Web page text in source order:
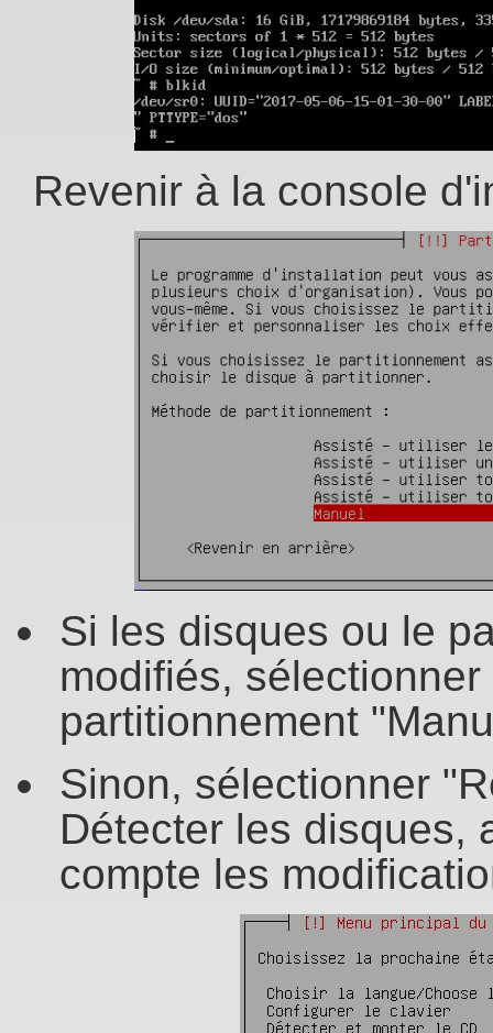
Revenir à la console
Si les disques ou le
modifiés,
partitionnement
Sinon, sélectionner
Détecter les disques,
compte les